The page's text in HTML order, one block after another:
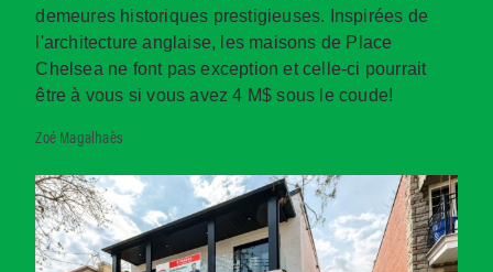
demeures historiques prestigieuses. Inspirées de
l'architecture anglaise, les maisons de Place
Chelsea ne font pas exception et celle-ci pourrait
être à vous si vous avez 4 M$ sous le coude!
Zoé Magalhaès